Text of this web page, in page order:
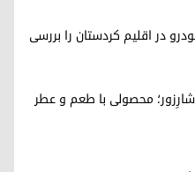
در اقلیم کردستان را بررسی
محصولی با طعم و عطر